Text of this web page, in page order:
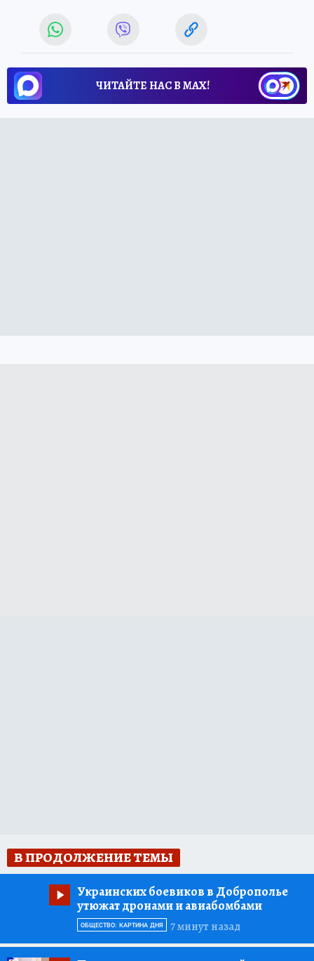
ЧИТАЙТЕ НАС В МАХ!
В ПРОДОЛЖЕНИЕ ТЕМЫ
Украинских боевиков в Доброполье
утюжат дронами и авиабомбами
7 минут назад
ОБЩЕСТВО: КАРТИНА ДНЯ